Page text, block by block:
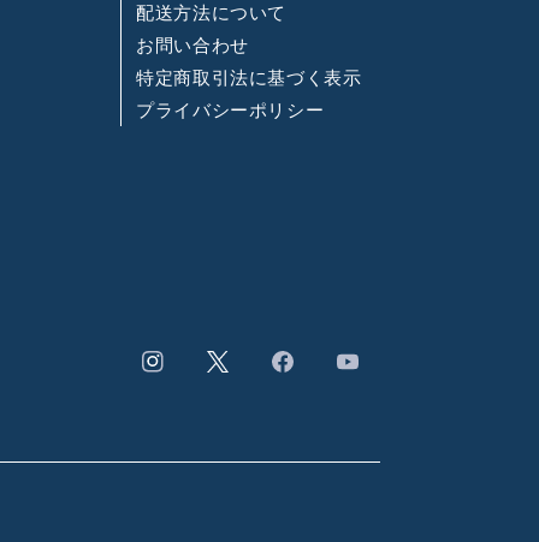
配送方法について
お問い合わせ
特定商取引法に基づく表示
プライバシーポリシー
InstagramTwitter FacebookYouTube